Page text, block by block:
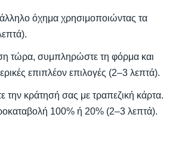
όχημα χρησιμοποιώντας τα
τώρα, συμπληρώστε τη φόρμα και
επιπλέον επιλογές (2–3 λεπτά).
την κράτησή σας με τραπεζική κάρτα.
100% ή 20% (2–3 λεπτά).